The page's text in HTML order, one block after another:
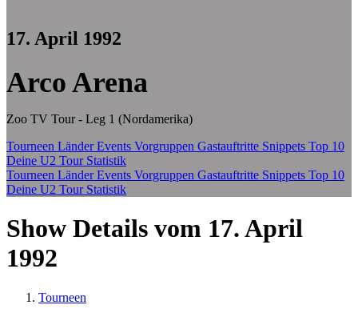
17. April 1992
Arco Arena
Zoo TV Tour - Leg 1 (Nordamerika)
Tourneen LänderEvents Vorgruppen Gastauftritte Snippets Top 10
Deine U2 Tour Statistik
Tourneen LänderEvents Vorgruppen Gastauftritte Snippets Top 10
Deine U2 Tour Statistik
Show Details vom 17. April
1992
Tourneen